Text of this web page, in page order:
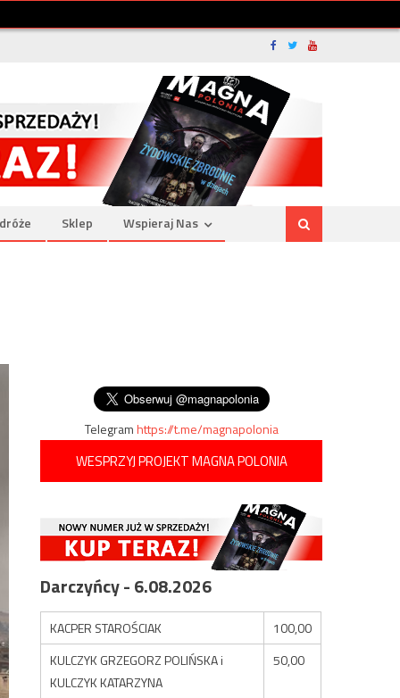
Sklep Wspieraj Nas
Telegramhttps://t.me/magnapolonia
WESPRZYJ PROJEKT MAGNA POLONIA
Darczyńcy - 6.08.2026
KACPER STAROŚCIAK
100,00
KULCZYK GRZEGORZ POLIŃSKA i
KULCZYK KATARZYNA
50,00